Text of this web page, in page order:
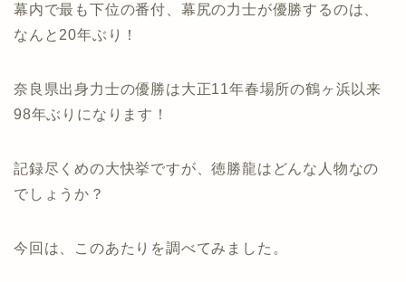
幕内で最も下位の番付、幕尻の力士が優勝するのは、
なんと20年ぶり！
奈良県出身力士の優勝は大正11年春場所の鶴ヶ浜以来
98年ぶりになります！
記録尽くめの大快挙ですが、徳勝龍はどんな人物なの
でしょうか？
今回は、このあたりを調べてみました。